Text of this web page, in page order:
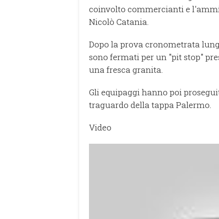
coinvolto commercianti e
Nicolò Catania.
Dopo la prova cronometrata
sono fermati per un "pit stop"
una fresca granita.
Gli equipaggi hanno poi
traguardo della tappa Palermo.
Video